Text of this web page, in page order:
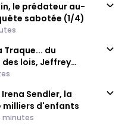
le prédateur au-
sabotée (1/4)
du
lois, Jeffrey
Irena Sendler, la
milliers d'enfants
minutes